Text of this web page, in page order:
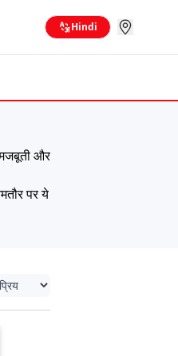
Hindi
मजबूती और
पर ये
में मदद